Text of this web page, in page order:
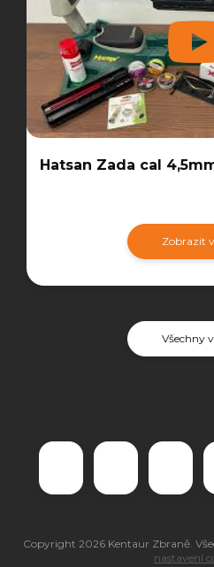
Hatsan Zada cal
Zobrazit
Všechny
Copyright 2026 Kentaur Zbraně.
nastavení